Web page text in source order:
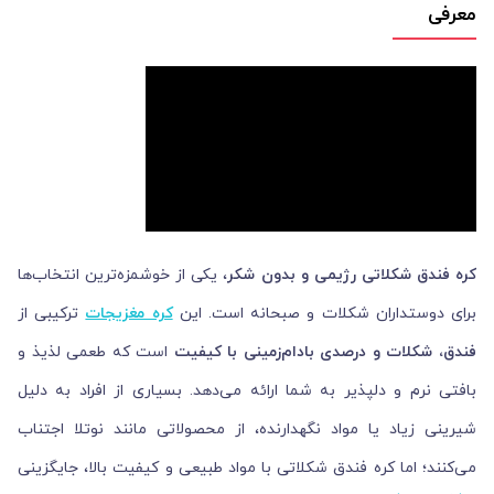
معرفی
کره فندق شکلاتی رژیمی و بدون شکر، یکی از خوشمزه‌ترین انتخاب‌ها
برای دوستداران شکلات و صبحانه است. اینکره مغزیجاتترکیبی از
فندق، شکلات و درصدی بادام‌زمینی با کیفیت است که طعمی لذیذ و
بافتی نرم و دلپذیر به شما ارائه می‌دهد. بسیاری از افراد به دلیل
شیرینی زیاد یا مواد نگهدارنده، از محصولاتی مانند نوتلا اجتناب
می‌کنند؛ اما کره فندق شکلاتی با مواد طبیعی و کیفیت بالا، جایگزینی